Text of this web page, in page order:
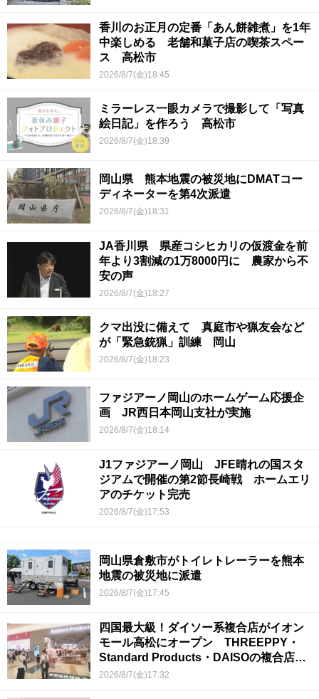
香川のお正月の定番「あん餅雑煮」を1年
中楽しめる 老舗和菓子店の喫茶スペー
ス 高松市
2026/8/7(金)18:45
ミラーレス一眼カメラで撮影して「写真
絵日記」を作ろう 高松市
2026/8/7(金)18:39
岡山県 熊本地震の被災地にDMATコー
ディネーターを第4次派遣
2026/8/7(金)18:31
JA香川県 県産コシヒカリの仮渡金を前
年より3割減の1万8000円に 農家から不
安の声
2026/8/7(金)18:27
クマ出没に備えて 真庭市や猟友会など
が「緊急銃猟」訓練 岡山
2026/8/7(金)18:23
ファジアーノ岡山のホームゲーム応援企
画 JR西日本岡山支社が実施
2026/8/7(金)18:14
J1ファジアーノ岡山 JFE晴れの国スタ
ジアムで開催の第2節長崎戦 ホームエリ
アのチケット完売
2026/8/7(金)17:53
岡山県倉敷市がトイレトレーラーを熊本
地震の被災地に派遣
2026/8/7(金)17:45
四国最大級！ダイソー系複合店がイオン
モール高松にオープン THREEPPY・
Standard Products・DAISOの複合店は
香川県初
2026/8/7(金)17:32